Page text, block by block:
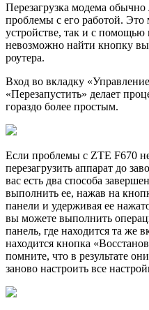
Перезагрузка модема обычно
проблемы с его работой. Это
устройстве, так и с помощью
невозможно найти кнопку
роутера.
Вход во вкладку
«Перезапустить» делает
гораздо более простым.
Если проблемы с ZTE F670
перезагрузить аппарат до
вас есть два способа
выполнить ее, нажав на
панели и удерживая ее
вы можете выполнить
панель, где находится та же
находится кнопка
помните, что в результате
заново настроить все